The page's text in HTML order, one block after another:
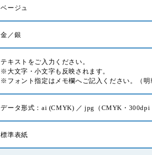
ベージュ
金／銀
テキストをご入力ください。
※大文字・小文字も反映されます。
※フォント指定はメモ欄へご記入ください。（明
データ形式：ai (CMYK) ／ jpg（CMYK・300dpi
標準表紙